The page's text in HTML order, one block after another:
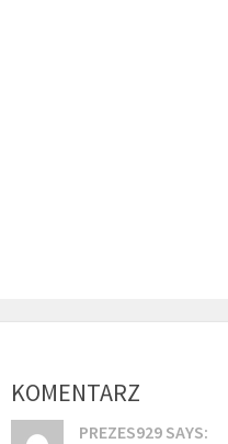
KOMENTARZ
PREZES929 SAYS: